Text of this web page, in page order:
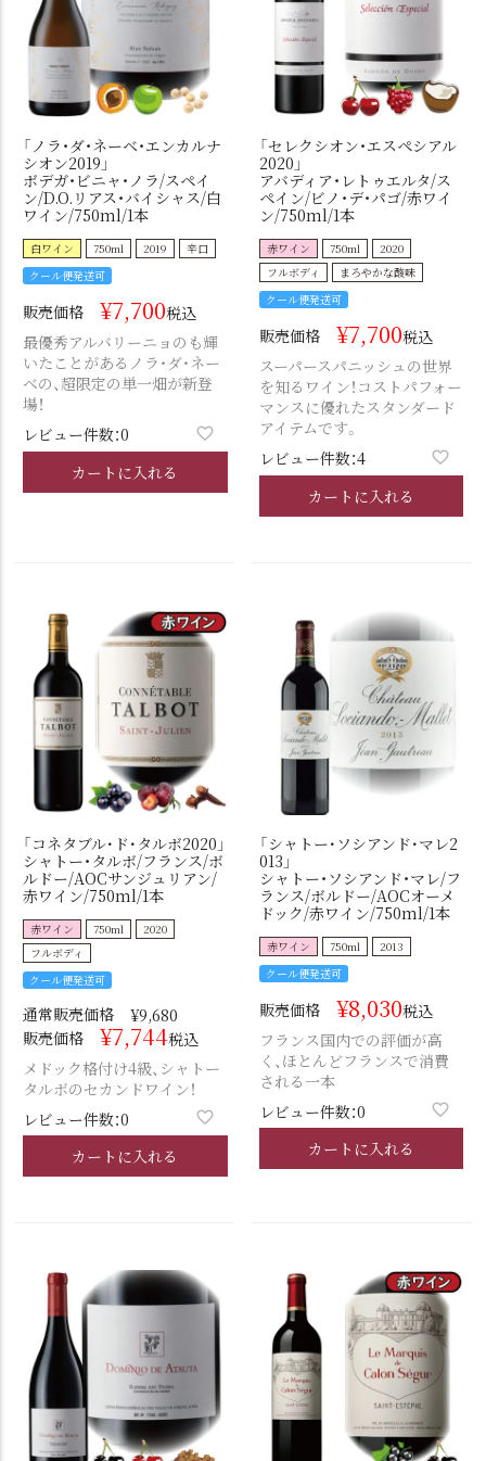
「ノラ・ダ・ネーベ・エンカルナ
シオン2019」
ボデガ・ビニャ・ノラ/スペイ
ン/D.O.リアス・バイシャス/白
ワイン/750ml/1本
白ワイン 750ml 2019
辛口
クール便発送可
販売価格 ¥7,700税込
最優秀アルバリーニョのも輝
いたことがあるノラ・ダ・ネー
ベの、超限定の単一畑が新登
場！
レビュー件数：0
カートに入れる
「セレクシオン・エスペシアル
2020」
アバディア・レトゥエルタ/ス
ペイン/ビノ・デ・パゴ/赤ワイ
ン/750ml/1本
赤ワイン 750ml
2020
フルボディ
まろやかな酸味
クール便発送可
販売価格 ¥7,700税込
スーパースパニッシュの世界
を知るワイン！コストパフォー
マンスに優れたスタンダード
アイテムです。
レビュー件数：4
カートに入れる
「コネタブル･ド･タルボ2020」
シャトー・タルボ/フランス/ボ
ルドー/AOCサンジュリアン/
赤ワイン/750ml/1本
赤ワイン 750ml
2020
フルボディ
クール便発送可
通常販売価格 ¥9,680
販売価格
¥7,744税込
メドック格付け4級、シャトー
タルボのセカンドワイン！
レビュー件数：0
カートに入れる
「シャトー･ソシアンド･マレ2
013」
シャトー・ソシアンド・マレ/フ
ランス/ボルドー/AOCオーメ
ドック/赤ワイン/750ml/1本
赤ワイン 750ml
2013
クール便発送可
販売価格 ¥8,030税込
フランス国内での評価が高
く、ほとんどフランスで消費
される一本
レビュー件数：0
カートに入れる